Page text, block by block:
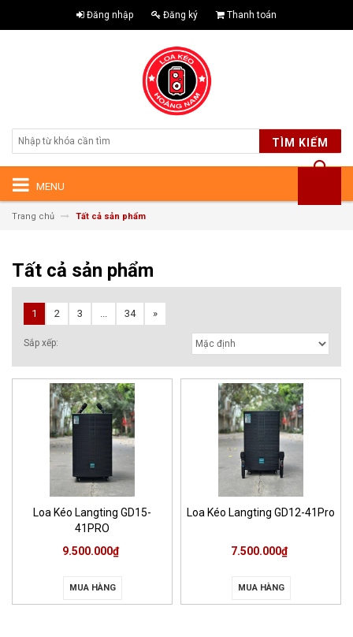
Đăng nhập Đăng ký Thanh toán
TÌM KIẾM
MENU
Trang chủ Tất cả sản phẩm
Tất cả sản phẩm
Sắp xếp:
1 2 3 ... 34 »
Loa Kéo Langting GD15-
41PRO
9.500.000₫
MUA HÀNG
Loa Kéo Langting GD12-41Pro
7.500.000₫
MUA HÀNG